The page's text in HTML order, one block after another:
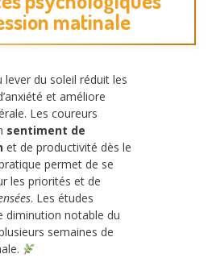
matinale
lever du soleil réduit les
et améliore
Les coureurs
sentiment de
et de productivité dès le
permet de se
les priorités et de
. Les études
diminution notable du
semaines de